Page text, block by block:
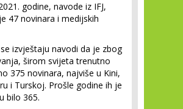
godine, navode iz IFJ,
47 novinara i medijskih
izvještaju navodi da je zbog
širom svijeta trenutno
375 novinara, najviše u Kini,
i Turskoj. Prošle godine ih je
bilo 365.